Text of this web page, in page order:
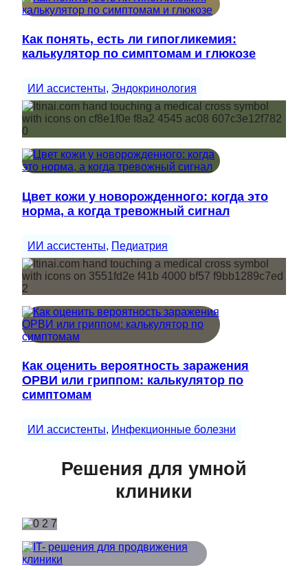
Как понять, есть ли гипогликемия:
калькулятор по симптомам и глюкозе
ИИ ассистенты, Эндокринология
Цвет кожи у новорожденного: когда это
норма, а когда тревожный сигнал
ИИ ассистенты, Педиатрия
Как оценить вероятность заражения
ОРВИ или гриппом: калькулятор по
симптомам
ИИ ассистенты, Инфекционные болезни
Решения для умной
клиники